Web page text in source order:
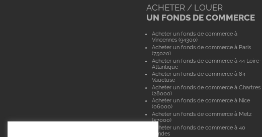
ACHETER / LOUER
UN FONDS DE COMMERCE
Acheter un fonds de commerce à
Vincennes (94300)
Acheter un fonds de commerce à Paris
(75020)
Acheter un fonds de commerce à 44 Loire-
Atlantique
Acheter un fonds de commerce à 84
Vaucluse
Acheter un fonds de commerce à Chartres
(28000)
Acheter un fonds de commerce à Nice
(06000)
Acheter un fonds de commerce à Metz
(57000)
Acheter un fonds de commerce à 40
Landes